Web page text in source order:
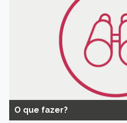
O que fazer?